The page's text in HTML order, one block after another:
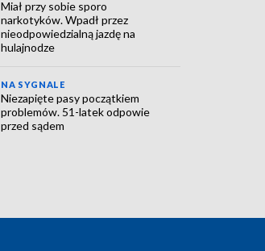
Miał przy sobie sporo
narkotyków. Wpadł przez
nieodpowiedzialną jazdę na
hulajnodze
NA SYGNALE
Niezapięte pasy początkiem
problemów. 51-latek odpowie
przed sądem